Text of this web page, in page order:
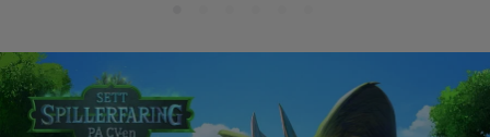
Ålesund, og vi ser ingen grunner til å endre på det,
sier Odd Leif Tomren, daglig leder i Berg-Hansen
Nordvest AS.